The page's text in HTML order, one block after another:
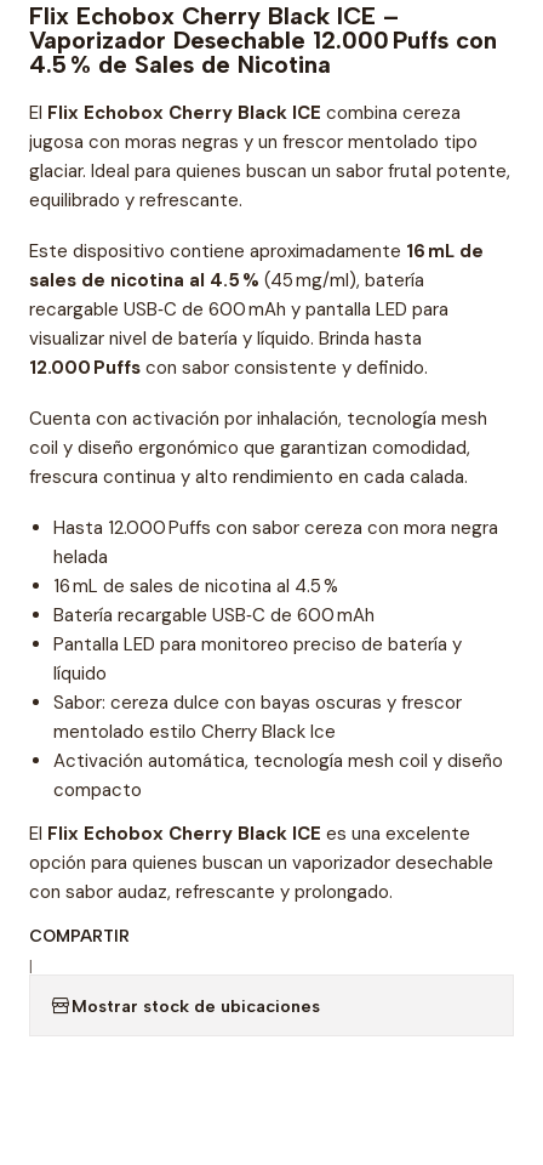
Flix Echobox Cherry Black ICE –
Vaporizador Desechable 12.000 Puffs con
4.5 % de Sales de Nicotina
El Flix Echobox Cherry Black ICE combina cereza
jugosa con moras negras y un frescor mentolado tipo
glaciar. Ideal para quienes buscan un sabor frutal potente,
equilibrado y refrescante.
Este dispositivo contiene aproximadamente 16 mL de
sales de nicotina al 4.5 % (45 mg/ml), batería
recargable USB‑C de 600 mAh y pantalla LED para
visualizar nivel de batería y líquido. Brinda hasta
12.000 Puffs con sabor consistente y definido.
Cuenta con activación por inhalación, tecnología mesh
coil y diseño ergonómico que garantizan comodidad,
frescura continua y alto rendimiento en cada calada.
Hasta 12.000 Puffs con sabor cereza con mora negra
helada
16 mL de sales de nicotina al 4.5 %
Batería recargable USB‑C de 600 mAh
Pantalla LED para monitoreo preciso de batería y
líquido
Sabor: cereza dulce con bayas oscuras y frescor
mentolado estilo Cherry Black Ice
Activación automática, tecnología mesh coil y diseño
compacto
El Flix Echobox Cherry Black ICE es una excelente
opción para quienes buscan un vaporizador desechable
con sabor audaz, refrescante y prolongado.
COMPARTIR
|
Mostrar stock de ubicaciones